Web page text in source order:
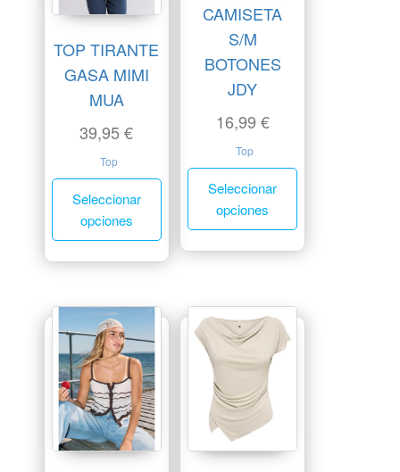
TOP TIRANTE
GASA MIMI
MUA
39,95€
Top
Seleccionar
opciones
CAMISETA
S/M
BOTONES
JDY
16,99 €
Top
Seleccionar
opciones